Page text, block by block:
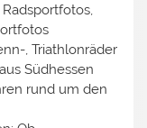
, Triathlonräder
Südhessen
rund um den